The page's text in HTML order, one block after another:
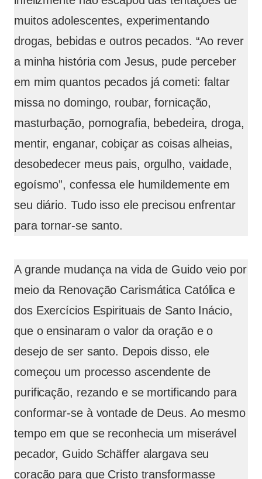
muitos adolescentes, experimentando
drogas, bebidas e outros pecados. “Ao rever
a minha história com Jesus, pude perceber
em mim quantos pecados já cometi: faltar
missa no domingo, roubar, fornicação,
masturbação, pornografia, bebedeira, droga,
mentir, enganar, cobiçar as coisas alheias,
desobedecer meus pais, orgulho, vaidade,
egoísmo”, confessa ele humildemente em
seu diário. Tudo isso ele precisou enfrentar
para tornar-se santo.
A grande mudança na vida de Guido veio por
meio da Renovação Carismática Católica e
dos Exercícios Espirituais de Santo Inácio,
que o ensinaram o valor da oração e o
desejo de ser santo. Depois disso, ele
começou um processo ascendente de
purificação, rezando e se mortificando para
conformar-se à vontade de Deus. Ao mesmo
tempo em que se reconhecia um miserável
pecador, Guido Schäffer alargava seu
coração para que Cristo transformasse